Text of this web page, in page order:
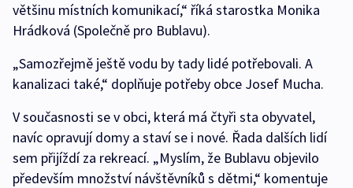
většinu místních komunikací,“ říká starostka Monika
Hrádková (Společně pro Bublavu).
„Samozřejmě ještě vodu by tady lidé potřebovali. A
kanalizaci také,“ doplňuje potřeby obce Josef Mucha.
V současnosti se v obci, která má čtyři sta obyvatel,
navíc opravují domy a staví se i nové. Řada dalších lidí
sem přijíždí za rekreací. „Myslím, že Bublavu objevilo
především množství návštěvníků s dětmi,“ komentuje